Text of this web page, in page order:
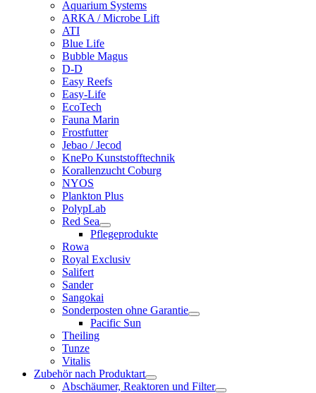
Aquarium Systems
ARKA / Microbe Lift
ATI
Blue Life
Bubble Magus
D-D
Easy Reefs
Easy-Life
EcoTech
Fauna Marin
Frostfutter
Jebao / Jecod
KnePo Kunststofftechnik
Korallenzucht Coburg
NYOS
Plankton Plus
PolypLab
Red Sea
Pflegeprodukte
Rowa
Royal Exclusiv
Salifert
Sander
Sangokai
Sonderposten ohne Garantie
Pacific Sun
Theiling
Tunze
Vitalis
Zubehör nach Produktart
Abschäumer, Reaktoren und Filter